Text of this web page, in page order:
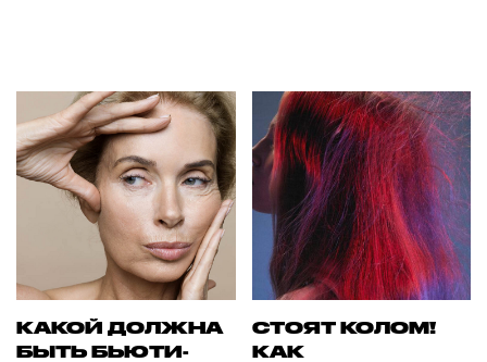
КАКОЙ ДОЛЖНА
БЫТЬ БЬЮТИ-
СТОЯТ КОЛОМ!
КАК